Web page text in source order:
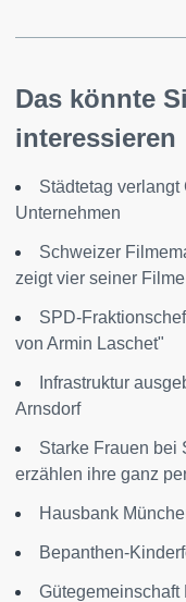
Das könnte
interessieren
Städtetag
Unternehmen
Schweizer
zeigt vier seiner Filme
SPD-
von Armin Laschet"
Infrastruktur
Arnsdorf
Starke Frauen bei
erzählen ihre ganz
Hausbank
Bepanthen-
Gütegemeinschaft